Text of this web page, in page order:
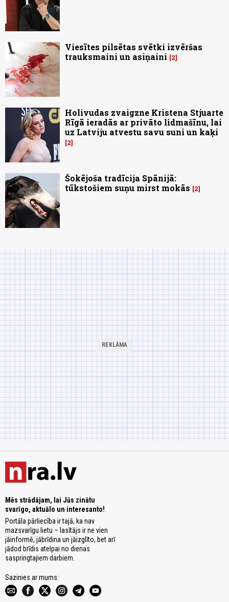
Viesītes pilsētas svētki izvēršas
trauksmaini un asiņaini
2
Holivudas zvaigzne Kristena Stjuarte
Rīgā ieradās ar privāto lidmašīnu, lai
uz Latviju atvestu savu suni un kaķi
2
Šokējoša tradīcija Spānijā:
tūkstošiem suņu mirst mokās
2
Mēs strādājam, lai Jūs zinātu
svarīgo, aktuālo un interesanto!
Portāla pārliecība ir tajā, ka nav
mazsvarīgu lietu – lasītājs ir ne vien
jāinformē, jābrīdina un jāizglīto, bet arī
jādod brīdis atelpai no dienas
saspringtajiem darbiem.
Sazinies ar mums: